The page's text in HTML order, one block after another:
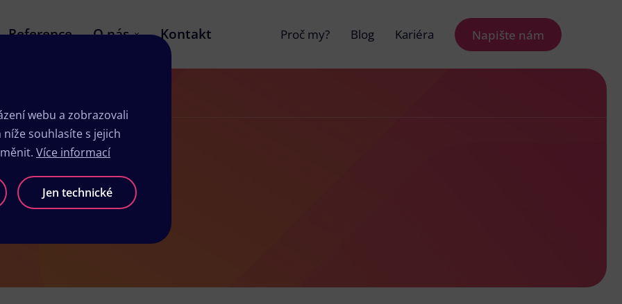
Reference O nás Kontakt Proč my? Blog Kariéra Napište nám
webu a zobrazovali
souhlasíte s jejich
Více informací
Jen technické